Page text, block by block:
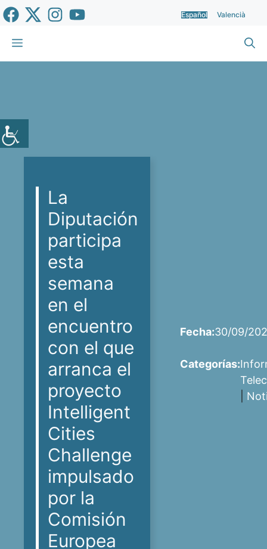
Saltar
al
contenido
Español Valencià
Menú
La
Diputación
participa
esta
semana
en el
encuentro
con el que
arranca el
proyecto
Intelligent
Cities
Challenge
impulsado
por la
Comisión
Europea
Fecha:30/09/
Categorías: